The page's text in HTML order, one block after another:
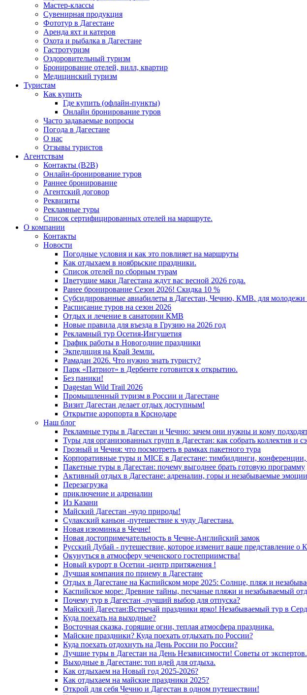
Мастер-классы
Сувенирная продукция
Фототур в Дагестане
Аренда яхт и катеров
Охота и рыбалка в Дагестане
Гастротуризм
Оздоровительный туризм
Бронирование отелей, вилл, квартир
Медицинский туризм
Туристам
Как купить
Где купить (офлайн-пункты)
Онлайн бронирование туров
Часто задаваемые вопросы
Погода в Дагестане
О нас
Отзывы туристов
Агентствам
Контакты (B2B)
Онлайн-бронирование туров
Раннее бронирование
Агентский договор
Реквизиты
Рекламные туры
Список сертифицированных отелей на маршруте.
О компании
Контакты
Новости
Погодные условия и как это повлияет на маршруты
Как отдыхаем в ноябрьские праздники.
Список отелей по сборным турам
Цветущие маки Дагестана ждут вас весной 2026 года.
Ранее бронирование Сезон 2026! Скидка 10 %
Субсидированные авиабилеты в Дагестан, Чечню, КМВ. для молодежи
Расписание туров на сезон 2026
Отдых и лечение в санатории КМВ
Новые правила для въезда в Грузию на 2026 год
Рекламный тур Осетия-Ингушетия
График работы в Новогодние праздники
Экпедиция на Край Земли.
Рамадан 2026. Что нужно знать туристу?
Парк «Патриот» в Дербенте готовится к открытию.
Без паники!
Dagestan Wild Trail 2026
Промышленный туризм в России и Дагестане
Визит Дагестан делает отдых доступным!
Открытие аэропорта в Крснодаре
Наш блог
Рекламные туры в Дагестан и Чечню: зачем они нужны и кому
Туры для организованных групп в Дагестан: как собрать коллектив и
Грозный и Чечня: что посмотреть в рамках пакетного тура
Корпоративные туры и MICE в Дагестане: тимбилдинги,
Пакетные туры в Дагестан: почему выгоднее брать готовую программу
Активный отдых в Дагестане: адреналин, горы и незабываемые
Перезагрузка
приключение и адреналин
Из Казани
Майский Дагестан -чудо природы!
Сулакский каньон -путешествие к чуду Дагестана.
Новая изюминка в Чечне!
Новая достопримечательность в Чечне-Английский замок
Русский Дубай - путешествие, которое изменит ваше представление о
Окунуться в атмосферу чеченского гостеприимства!
Новый курорт в Осетии -центр притяжения !
Лучшая компания по приему в Дагестане
Отдых в Дагестане на Каспийском море 2025: Солнце, пляж и
Каспийское море: Древние тайны, песчаные пляжи и незабываемый
Почему тур в Дагестан -лучший выбор для отпуска?
Майский Дагестан:Встречай праздники ярко! Незабываемый тур в
Куда поехать на выходные?
Восточная сказка, горящие огни, теплая атмосфера праздника.
Майские праздники? Куда поехать отдыхать по России?
Куда поехать отдохнуть на День России по России?
Лучшие туры в Дагестан на День Независимости! Советы от экспертов.
Выходные в Дагестане: топ идей для отдыха.
Как отдыхаем на Новый год 2025-2026?
Как отдыхаем на майские праздники 2025?
Открой для себя Чечню и Дагестан в одном путешествии!